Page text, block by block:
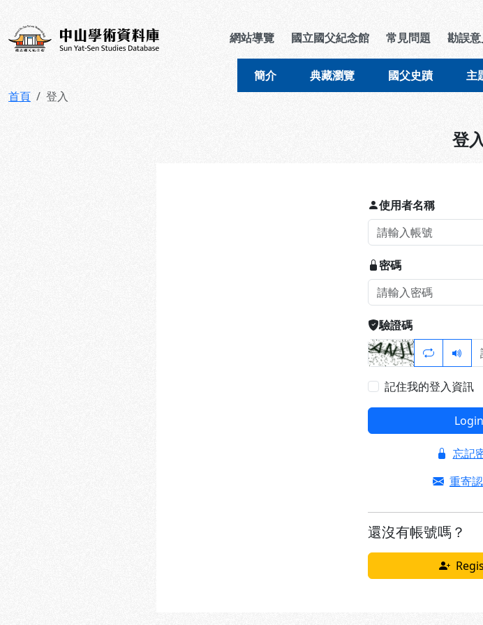
中山學術資料庫 導
網站導覽 國立國父紀念館 常見問題 勘誤
簡介 典藏瀏覽 國父史蹟 主
首頁 登入
登
使用者名稱
密碼
驗證碼
記住我的登入資訊
Login
忘記
重寄
還沒有帳號嗎？